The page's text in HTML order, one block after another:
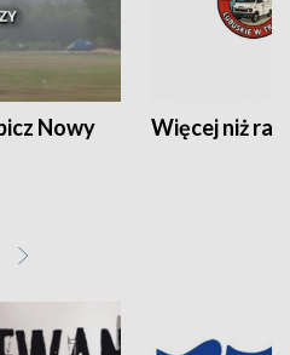
Nowy
Więcej niż rajd